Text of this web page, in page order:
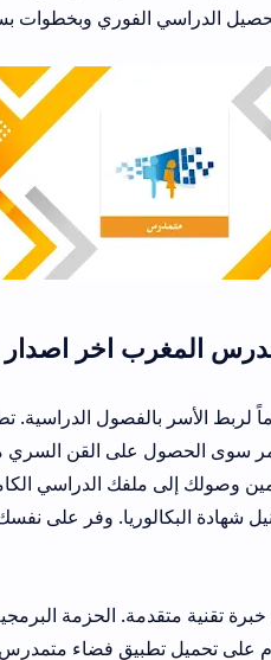
وبخطوات بسيطة للغاية دون
اخر اصدار لهاتفك
الدراسية. تطبيق مسار
على القن السري من مؤسستك
الدراسي الكامل. يساعد
وفر على نفسك عناء الوقوف
الحزمة البرمجية تأتي بحجم
فضاء متمدرس من المتاجر